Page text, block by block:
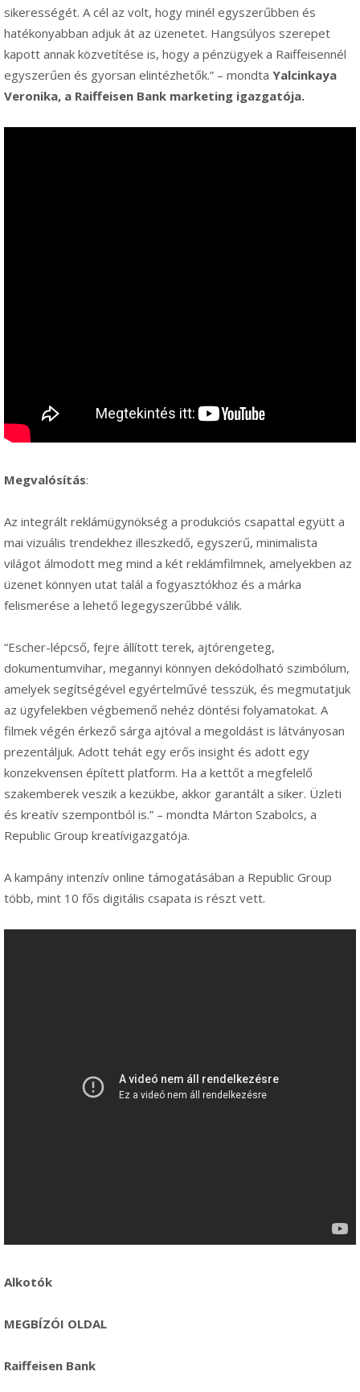
sikerességét. A cél az volt, hogy minél egyszerűbben és
hatékonyabban adjuk át az üzenetet. Hangsúlyos szerepet
kapott annak közvetítése is, hogy a pénzügyek a Raiffeisennél
egyszerűen és gyorsan elintézhetők.” – mondta Yalcinkaya
Veronika, a Raiffeisen Bank marketing igazgatója.
Megvalósítás:
Az integrált reklámügynökség a produkciós csapattal együtt a
mai vizuális trendekhez illeszkedő, egyszerű, minimalista
világot álmodott meg mind a két reklámfilmnek, amelyekben az
üzenet könnyen utat talál a fogyasztókhoz és a márka
felismerése a lehető legegyszerűbbé válik.
“Escher-lépcső, fejre állított terek, ajtórengeteg,
dokumentumvihar, megannyi könnyen dekódolható szimbólum,
amelyek segítségével egyértelművé tesszük, és megmutatjuk
az ügyfelekben végbemenő nehéz döntési folyamatokat. A
filmek végén érkező sárga ajtóval a megoldást is látványosan
prezentáljuk. Adott tehát egy erős insight és adott egy
konzekvensen épített platform. Ha a kettőt a megfelelő
szakemberek veszik a kezükbe, akkor garantált a siker. Üzleti
és kreatív szempontból is.” – mondta Márton Szabolcs, a
Republic Group kreatívigazgatója.
A kampány intenzív online támogatásában a Republic Group
több, mint 10 fős digitális csapata is részt vett.
Alkotók
MEGBÍZÓI OLDAL
Raiffeisen Bank